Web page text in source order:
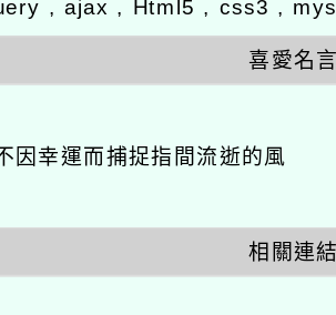
, ajax , Html5 , css3 ,
喜愛名言
因幸運而捕捉指間流逝的風
相關連結